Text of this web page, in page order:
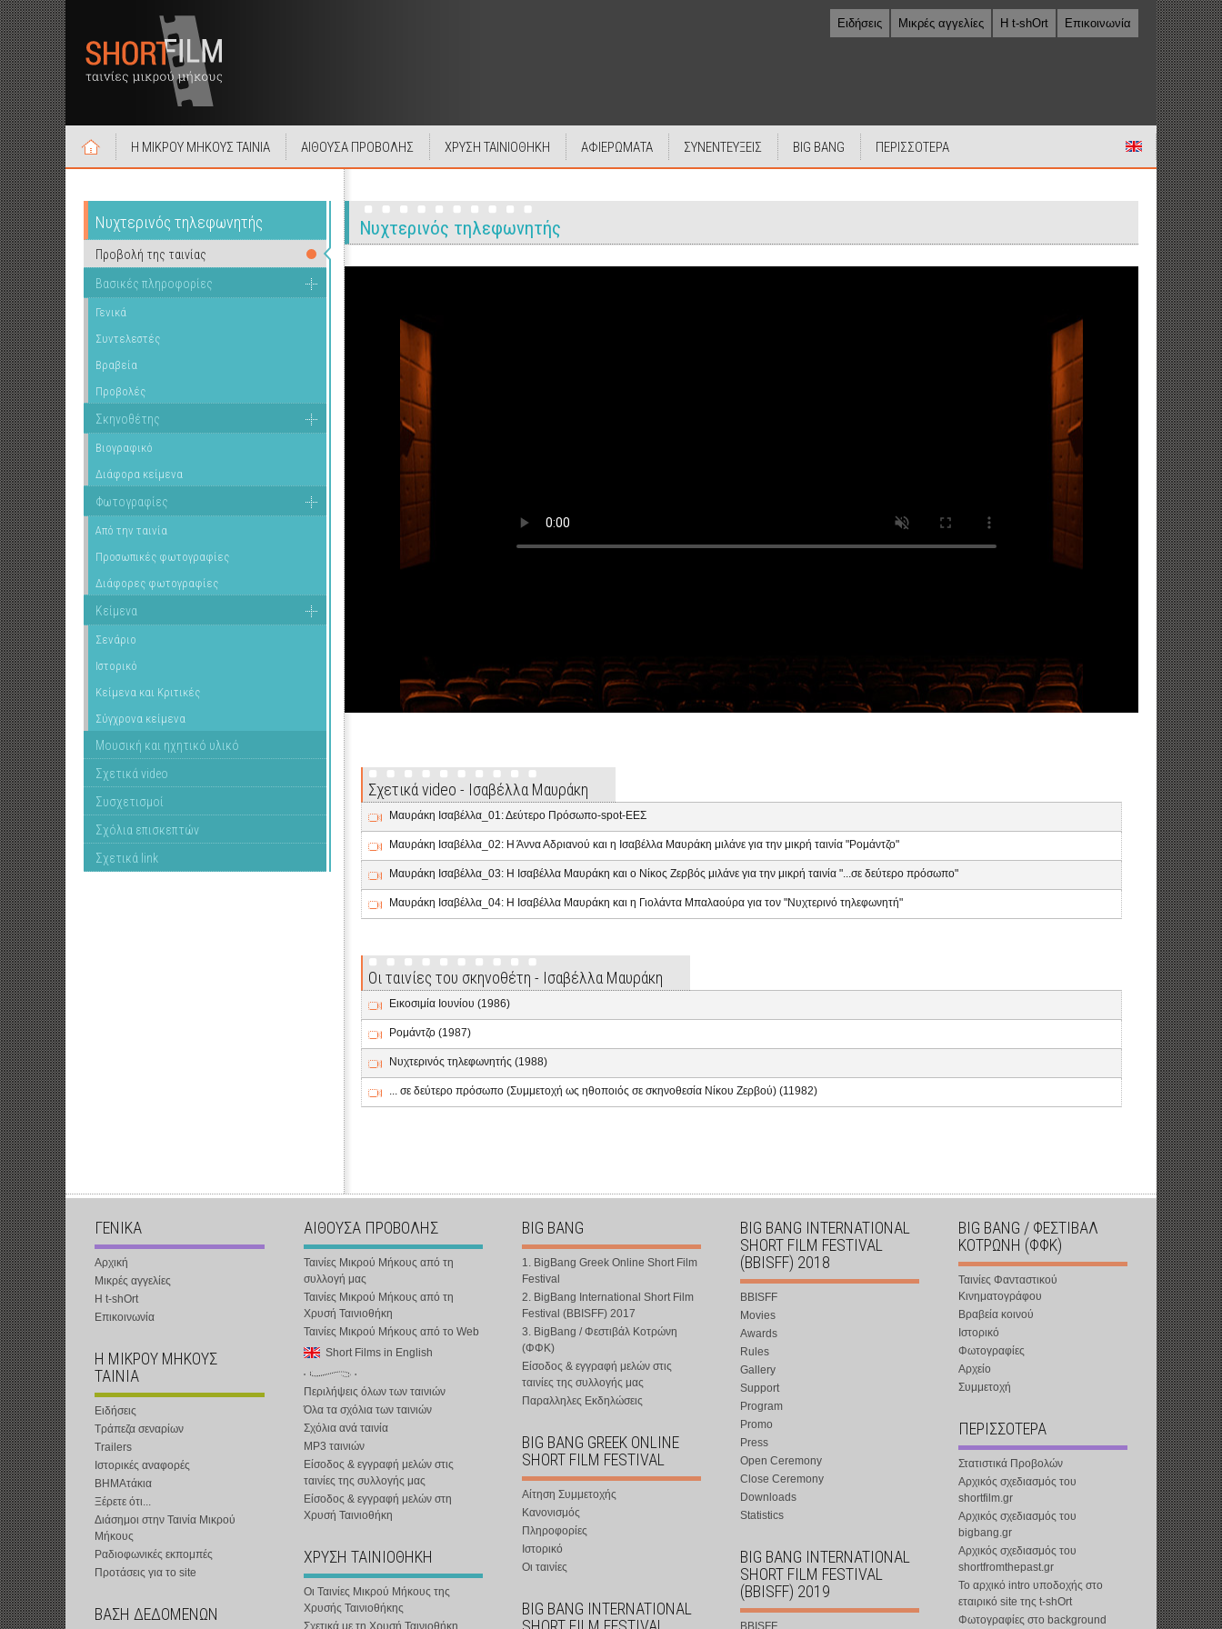
Ειδήσεις Μικρές αγγελίες Η t-shOrt Επικοινωνία
Η ΜΙΚΡΟΥ ΜΗΚΟΥΣ ΤΑΙΝΙΑ ΑΙΘΟΥΣΑ ΠΡΟΒΟΛΗΣ ΧΡΥΣΗ ΤΑΙΝΙΟΘΗΚΗ ΑΦΙΕΡΩΜΑΤΑ ΣΥΝΕΝΤΕΥΞΕΙΣ BIG BANG ΠΕΡΙΣΣΟΤΕΡΑ
Νυχτερινός τηλεφωνητής
Προβολή της ταινίας
Βασικές πληροφορίες
Γενικά
Συντελεστές
Βραβεία
Προβολές
Σκηνοθέτης
Βιογραφικό
Διάφορα κείμενα
Φωτογραφίες
Από την ταινία
Προσωπικές φωτογραφίες
Διάφορες φωτογραφίες
Κείμενα
Σενάριο
Ιστορικό
Κείμενα και Κριτικές
Σύγχρονα κείμενα
Μουσική και ηχητικό υλικό
Σχετικά video
Συσχετισμοί
Σχόλια επισκεπτών
Σχετικά link
Νυχτερινός τηλεφωνητής
Σχετικά video - Ισαβέλλα Μαυράκη
Μαυράκη Ισαβέλλα_01: Δεύτερο Πρόσωπο-spot-ΕΕΣ
Μαυράκη Ισαβέλλα_02: Η Άννα Αδριανού και η Ισαβέλλα Μαυράκη μιλάνε για την μικρή ταινία "Ρομάντζο"
Μαυράκη Ισαβέλλα_03: Η Ισαβέλλα Μαυράκη και ο Νίκος Ζερβός μιλάνε για την μικρή ταινία "...σε δεύτερο πρόσωπο"
Μαυράκη Ισαβέλλα_04: Η Ισαβέλλα Μαυράκη και η Γιολάντα Μπαλαούρα για τον "Νυχτερινό τηλεφωνητή"
Οι ταινίες του σκηνοθέτη - Ισαβέλλα Μαυράκη
Εικοσιμία Ιουνίου (1986)
Ρομάντζο (1987)
Νυχτερινός τηλεφωνητής (1988)
... σε δεύτερο πρόσωπο (Συμμετοχή ως ηθοποιός σε σκηνοθεσία Νίκου Ζερβού) (11982)
ΓΕΝΙΚΑ
Αρχική
Μικρές αγγελίες
Η t-shOrt
Επικοινωνία
Η ΜΙΚΡΟΥ ΜΗΚΟΥΣ
ΤΑΙΝΙΑ
Ειδήσεις
Τράπεζα σεναρίων
Trailers
Ιστορικές αναφορές
ΒΗΜΑτάκια
Ξέρετε ότι...
Διάσημοι στην Ταινία Μικρού
Μήκους
Ραδιοφωνικές εκπομπές
Προτάσεις για το site
ΒΑΣΗ ΔΕΔΟΜΕΝΩΝ
ΑΙΘΟΥΣΑ ΠΡΟΒΟΛΗΣ
Ταινίες Μικρού Μήκους από τη
συλλογή μας
Ταινίες Μικρού Μήκους από τη
Χρυσή Ταινιοθήκη
Ταινίες Μικρού Μήκους από το Web
Short Films in English
Περιλήψεις όλων των ταινιών
Όλα τα σχόλια των ταινιών
Σχόλια ανά ταινία
MP3 ταινιών
Είσοδος & εγγραφή μελών στις
ταινίες της συλλογής μας
Είσοδος & εγγραφή μελών στη
Χρυσή Ταινιοθήκη
ΧΡΥΣΗ ΤΑΙΝΙΟΘΗΚΗ
Οι Ταινίες Μικρού Μήκους της
Χρυσής Ταινιοθήκης
Σχετικά με τη Χρυσή Ταινιοθήκη
BIG BANG
1. BigBang Greek Online Short Film
Festival
2. BigBang International Short Film
Festival (BBISFF) 2017
3. BigBang / Φεστιβάλ Κοτρώνη
(ΦΦΚ)
Είσοδος & εγγραφή μελών στις
ταινίες της συλλογής μας
Παραλληλες Εκδηλώσεις
BIG BANG GREEK ONLINE
SHORT FILM FESTIVAL
Αίτηση Συμμετοχής
Κανονισμός
Πληροφορίες
Ιστορικό
Οι ταινίες
BIG BANG INTERNATIONAL
BIG BANG INTERNATIONAL
SHORT FILM FESTIVAL
(BBISFF) 2018
BBISFF
Movies
Awards
Rules
Gallery
Support
Program
Promo
Press
Open Ceremony
Close Ceremony
Downloads
Statistics
BIG BANG INTERNATIONAL
SHORT FILM FESTIVAL
(BBISFF) 2019
BBISFF
BIG BANG / ΦΕΣΤΙΒΑΛ
ΚΟΤΡΩΝΗ (ΦΦΚ)
Ταινίες Φανταστικού
Κινηματογράφου
Βραβεία κοινού
Ιστορικό
Φωτογραφίες
Αρχείο
Συμμετοχή
ΠΕΡΙΣΣΟΤΕΡΑ
Στατιστικά Προβολών
Αρχικός σχεδιασμός του
shortfilm.gr
Αρχικός σχεδιασμός του
bigbang.gr
Αρχικός σχεδιασμός του
shortfromthepast.gr
Το αρχικό intro υποδοχής στο
εταιρικό site της t-shOrt
Φωτογραφίες στο background